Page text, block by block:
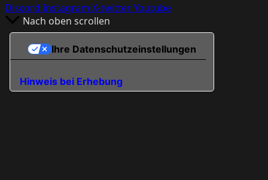
Discord Instagram X-twitterYoutube
Nach oben scrollen
Hinweis bei Erhebung
Ihre Datenschutzeinstellungen